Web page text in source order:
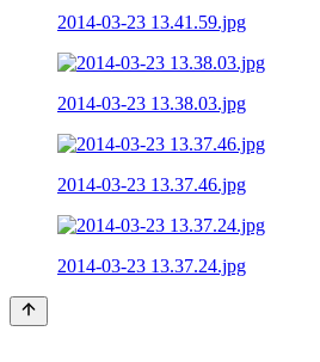
2014-03-23 13.41.59.jpg
2014-03-23 13.38.03.jpg
2014-03-23 13.37.46.jpg
2014-03-23 13.37.24.jpg